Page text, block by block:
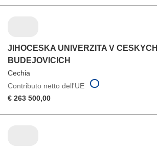
JIHOCESKA UNIVERZITA V CESKYCH
BUDEJOVICICH
Cechia
Contributo netto dell'UE
€ 263 500,00